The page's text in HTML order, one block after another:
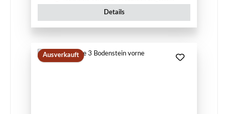
Details
Ausverkauft